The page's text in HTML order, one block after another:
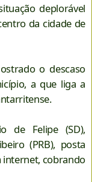
deplorável
da cidade de
o descaso
a que liga a
de Felipe (SD),
(PRB), posta
internet, cobrando